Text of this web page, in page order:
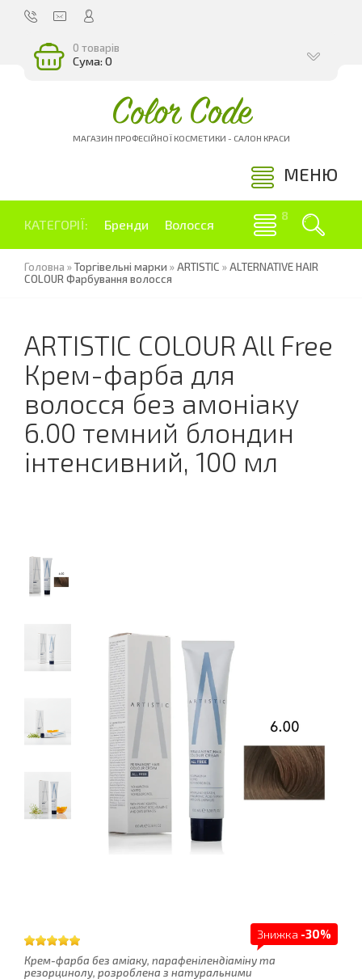
0 товарів
Сума: 0
Color Code
МАГАЗИН ПРОФЕСІЙНОЇ КОСМЕТИКИ - САЛОН КРАСИ
МЕНЮ
КАТЕГОРІЇ: Бренди Волосся
Головна »Торгівельні марки »ARTISTIC »ALTERNATIVE HAIR
COLOUR Фарбування волосся
ARTISTIC COLOUR All Free
Крем-фарба для
волосся без амоніаку
6.00 темний блондин
інтенсивний, 100 мл
Знижка -30%
Крем-фарба без аміаку, парафенілендіаміну та
резорцинолу, розроблена з натуральними